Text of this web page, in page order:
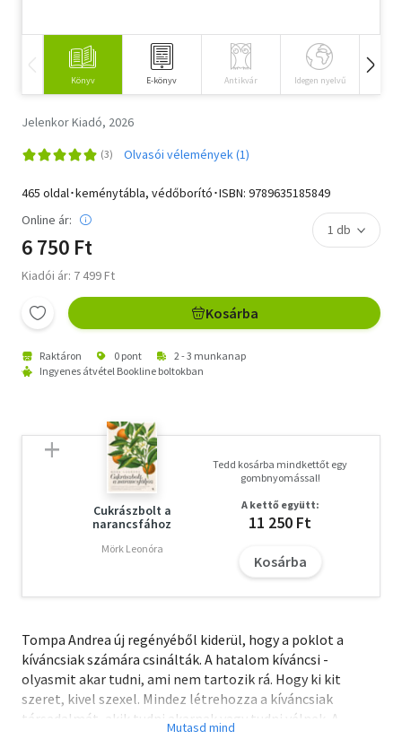
Könyv E-könyv Antikvár Idegen nyelvű
Jelenkor Kiadó, 2026
Olvasói vélemények (1)
465 oldal･keménytábla, védőborító･ISBN: 9789635185849
Online ár:
6 750 Ft
Kiadói ár: 7 499 Ft
Kosárba
Raktáron 0 pont
2 - 3 munkanap
Ingyenes átvétel Bookline boltokban
Cukrászbolt a
narancsfához
Mörk Leonóra
Tedd kosárba mindkettőt egy
gombnyomással!
A kettő együtt:
11 250 Ft
Kosárba
Tompa Andrea új regényéből kiderül, hogy a poklot a
kíváncsiak számára csinálták. A hatalom kíváncsi -
olyasmit akar tudni, ami nem tartozik rá. Hogy ki kit
szeret, kivel szexel. Mindez létrehozza a kíváncsiak
társadalmát, akik tudni akarnak vagy tudni vélnek. A
közösség pedig hol megbomlik, hol összekapaszkodik és